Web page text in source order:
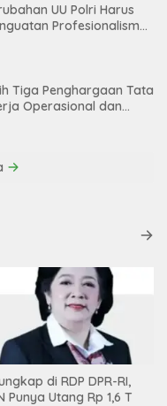
UU Polri Harus
Profesionalisme
Tiga Penghargaan Tata
Operasional dan
di RDP DPR-RI,
Punya Utang Rp 1,6 T